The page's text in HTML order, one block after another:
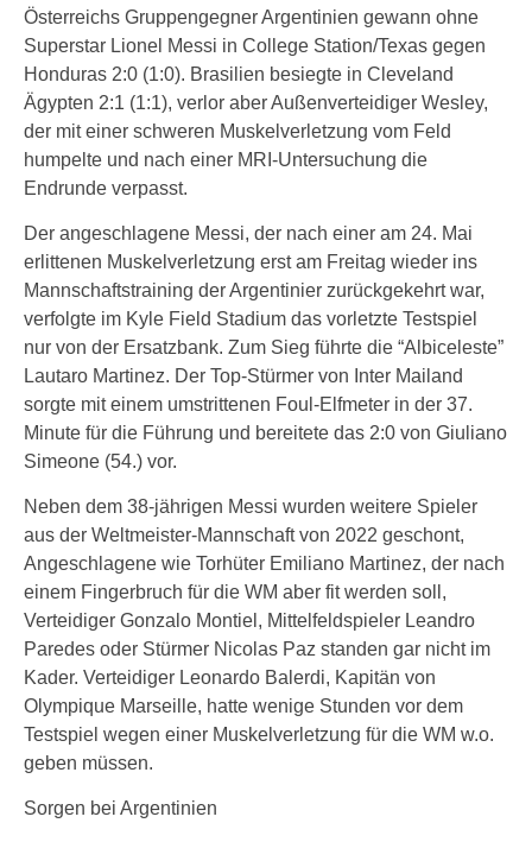
Österreichs Gruppengegner Argentinien gewann ohne
Superstar Lionel Messi in College Station/Texas gegen
Honduras 2:0 (1:0). Brasilien besiegte in Cleveland
Ägypten 2:1 (1:1), verlor aber Außenverteidiger Wesley,
der mit einer schweren Muskelverletzung vom Feld
humpelte und nach einer MRI-Untersuchung die
Endrunde verpasst.
Der angeschlagene Messi, der nach einer am 24. Mai
erlittenen Muskelverletzung erst am Freitag wieder ins
Mannschaftstraining der Argentinier zurückgekehrt war,
verfolgte im Kyle Field Stadium das vorletzte Testspiel
nur von der Ersatzbank. Zum Sieg führte die “Albiceleste”
Lautaro Martinez. Der Top-Stürmer von Inter Mailand
sorgte mit einem umstrittenen Foul-Elfmeter in der 37.
Minute für die Führung und bereitete das 2:0 von Giuliano
Simeone (54.) vor.
Neben dem 38-jährigen Messi wurden weitere Spieler
aus der Weltmeister-Mannschaft von 2022 geschont,
Angeschlagene wie Torhüter Emiliano Martinez, der nach
einem Fingerbruch für die WM aber fit werden soll,
Verteidiger Gonzalo Montiel, Mittelfeldspieler Leandro
Paredes oder Stürmer Nicolas Paz standen gar nicht im
Kader. Verteidiger Leonardo Balerdi, Kapitän von
Olympique Marseille, hatte wenige Stunden vor dem
Testspiel wegen einer Muskelverletzung für die WM w.o.
geben müssen.
Sorgen bei Argentinien